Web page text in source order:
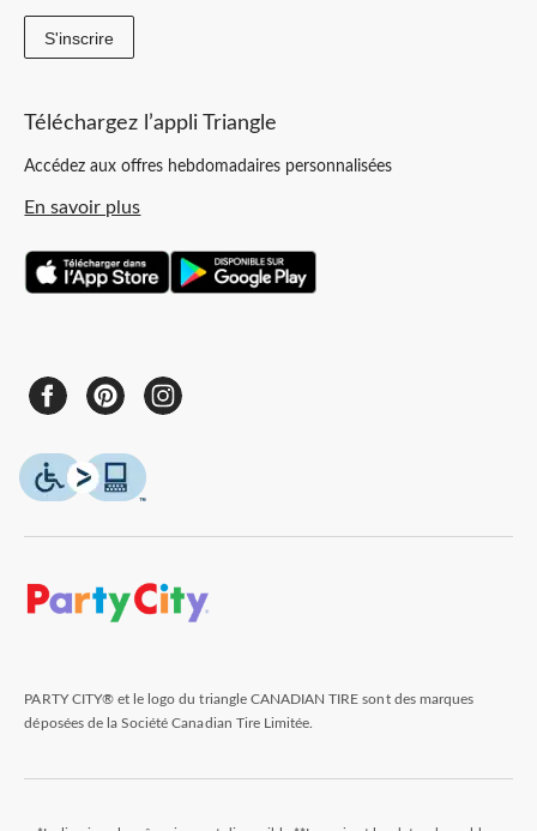
S'inscrire
Téléchargez l’appli Triangle
Accédez aux offres hebdomadaires personnalisées
En savoir plus
PARTY CITY® et le logo du triangle CANADIAN TIRE sont des marques
déposées de la Société Canadian Tire Limitée.